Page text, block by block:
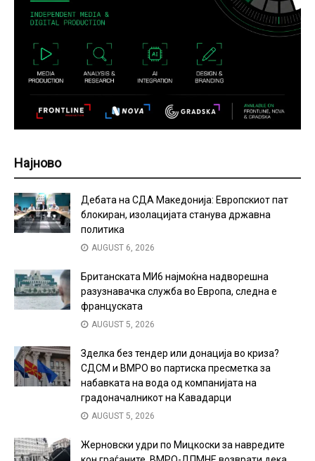
Најново
Дебата на СДА Македонија: Европскиот пат
блокиран, изолацијата станува државна
политика
AUGUST 6, 2026
Британската МИ6 најмоќна надворешна
разузнавачка служба во Европа, следна е
француската
AUGUST 5, 2026
Зделка без тендер или донација во криза?
СДСМ и ВМРО во партиска пресметка за
набавката на вода од компанијата на
градоначалникот на Кавадарци
AUGUST 5, 2026
Жерновски удри по Мицкоски за навредите